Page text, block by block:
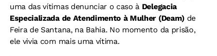
uma das vítimas denunciar o caso à Delegacia
Especializada de Atendimento à Mulher (Deam)de
Feira de Santana, na Bahia. No momento da prisão,
ele vivia com mais uma vítima.